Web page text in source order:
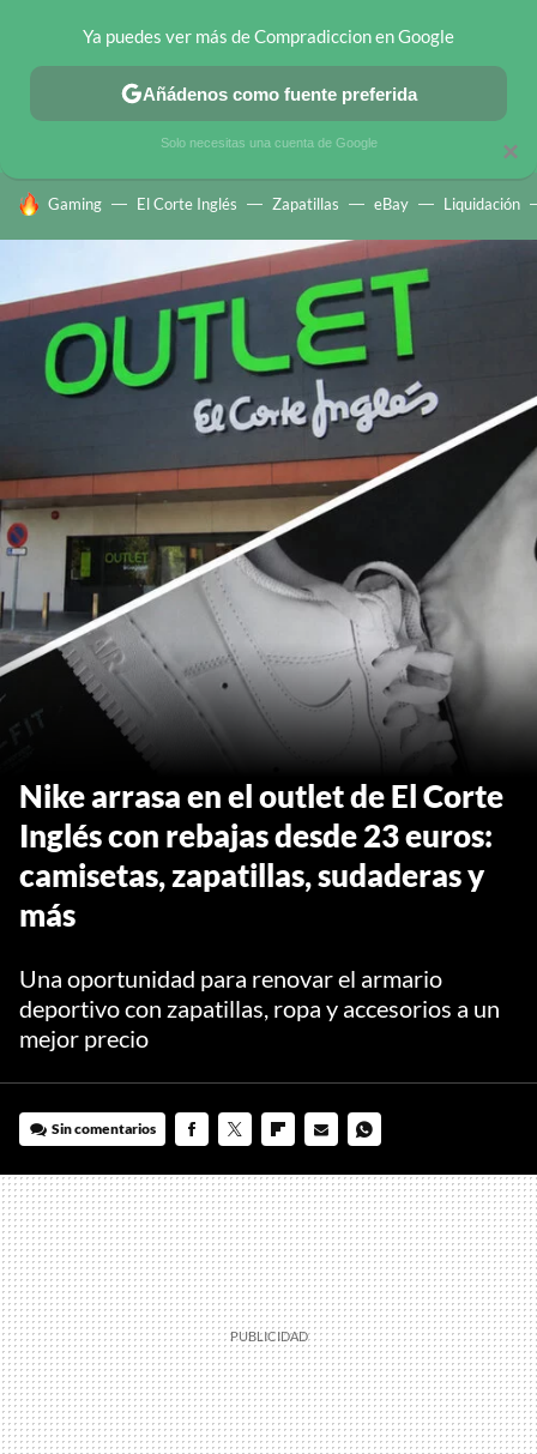
CHOLLOS TELEGRAM OFERTAS EN MÓVILES OFERTAS EN
HOY SE HABLA DE
Gaming El Corte Inglés Zapatillas eBay Liquidación
Nike arrasa en el outlet de El Corte
Inglés con rebajas desde 23 euros:
camisetas, zapatillas, sudaderas y
más
Una oportunidad para renovar el armario
deportivo con zapatillas, ropa y accesorios a un
mejor precio
Sin comentarios
MAIL
×
Ya puedes ver más de Compradiccion en Google
Añádenos como fuente preferida
Solo necesitas una cuenta de Google